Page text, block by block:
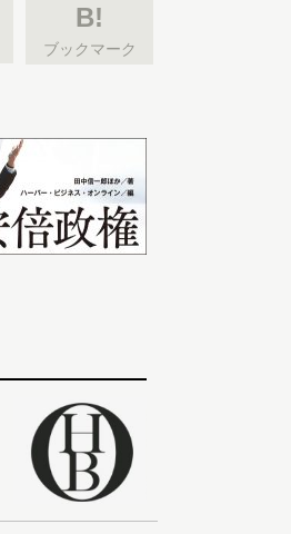
B!
ブックマーク